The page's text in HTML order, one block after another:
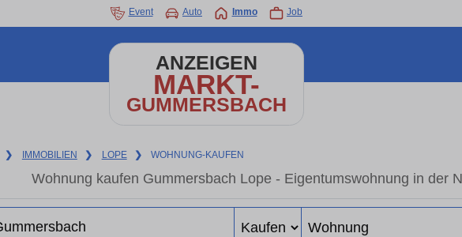
Event Auto Immo Job
ANZEIGEN
MARKT-
GUMMERSBACH
❯ IMMOBILIEN ❯ LOPE ❯ WOHNUNG-KAUFEN
Wohnung kaufen Gummersbach Lope - Eigentumswohnung in der